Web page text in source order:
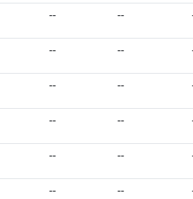
-- --
-- --
-- --
-- --
-- --
-- --